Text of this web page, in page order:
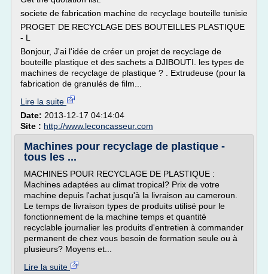
societe de fabrication machine de recyclage bouteille tunisie
PROGET DE RECYCLAGE DES BOUTEILLES PLASTIQUE
- L
Bonjour, J'ai l'idée de créer un projet de recyclage de
bouteille plastique et des sachets a DJIBOUTI. les types de
machines de recyclage de plastique ? . Extrudeuse (pour la
fabrication de granulés de film...
Lire la suite
Date: 2013-12-17 04:14:04
Site : http://www.leconcasseur.com
Machines pour recyclage de plastique -
tous les ...
MACHINES POUR RECYCLAGE DE PLASTIQUE :
Machines adaptées au climat tropical? Prix de votre
machine depuis l'achat jusqu'à la livraison au cameroun.
Le temps de livraison types de produits utilisé pour le
fonctionnement de la machine temps et quantité
recyclable journalier les produits d'entretien à commander
permanent de chez vous besoin de formation seule ou à
plusieurs? Moyens et...
Lire la suite